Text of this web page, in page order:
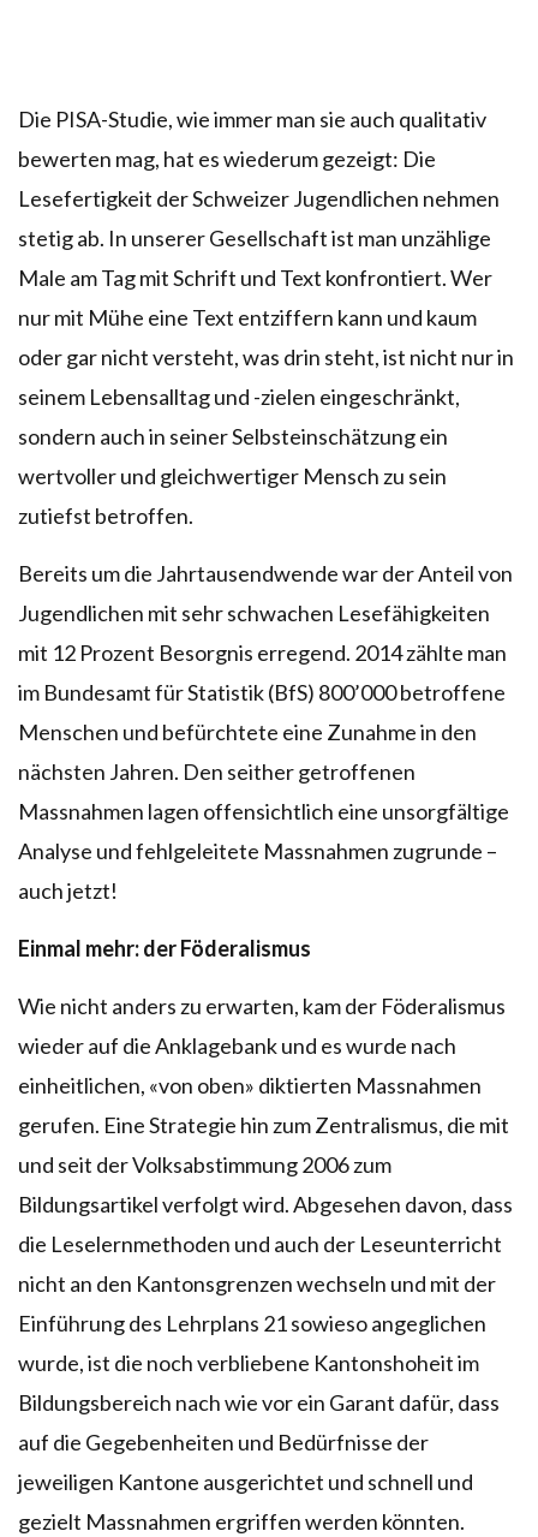
Die PISA-Studie, wie immer man sie auch qualitativ
bewerten mag, hat es wiederum gezeigt: Die
Lesefertigkeit der Schweizer Jugendlichen nehmen
stetig ab. In unserer Gesellschaft ist man unzählige
Male am Tag mit Schrift und Text konfrontiert. Wer
nur mit Mühe eine Text entziffern kann und kaum
oder gar nicht versteht, was drin steht, ist nicht nur in
seinem Lebensalltag und -zielen eingeschränkt,
sondern auch in seiner Selbsteinschätzung ein
wertvoller und gleichwertiger Mensch zu sein
zutiefst betroffen.
Bereits um die Jahrtausendwende war der Anteil von
Jugendlichen mit sehr schwachen Lesefähigkeiten
mit 12 Prozent Besorgnis erregend. 2014 zählte man
im Bundesamt für Statistik (BfS) 800’000 betroffene
Menschen und befürchtete eine Zunahme in den
nächsten Jahren. Den seither getroffenen
Massnahmen lagen offensichtlich eine unsorgfältige
Analyse und fehlgeleitete Massnahmen zugrunde –
auch jetzt!
Einmal mehr: der Föderalismus
Wie nicht anders zu erwarten, kam der Föderalismus
wieder auf die Anklagebank und es wurde nach
einheitlichen, «von oben» diktierten Massnahmen
gerufen. Eine Strategie hin zum Zentralismus, die mit
und seit der Volksabstimmung 2006 zum
Bildungsartikel verfolgt wird. Abgesehen davon, dass
die Leselernmethoden und auch der Leseunterricht
nicht an den Kantonsgrenzen wechseln und mit der
Einführung des Lehrplans 21 sowieso angeglichen
wurde, ist die noch verbliebene Kantonshoheit im
Bildungsbereich nach wie vor ein Garant dafür, dass
auf die Gegebenheiten und Bedürfnisse der
jeweiligen Kantone ausgerichtet und schnell und
gezielt Massnahmen ergriffen werden könnten.